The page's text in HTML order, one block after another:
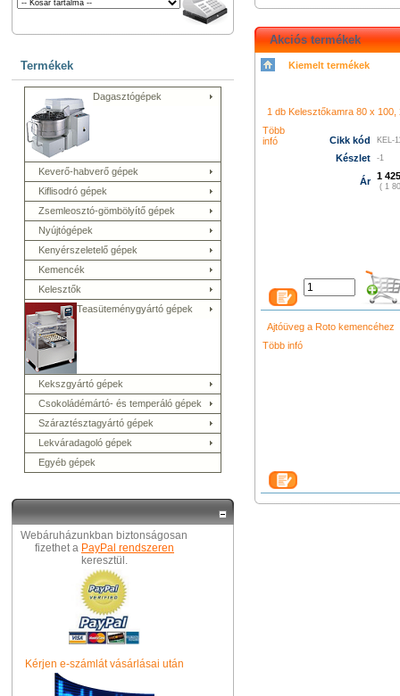
Termékek
Dagasztógépek
Keverő-habverő gépek
Kiflisodró gépek
Zsemleosztó-gömbölyítő gépek
Nyújtógépek
Kenyérszeletelő gépek
Kemencék
Kelesztők
Teasüteménygyártó gépek
Kekszgyártó gépek
Csokoládémártó- és temperáló gépek
Száraztésztagyártó gépek
Lekváradagoló gépek
Egyéb gépek
Webáruházunkban biztonságosan
fizethet a PayPal rendszeren
keresztül.
Kérjen e-számlát vásárlásai után
Akciós termékek
Kiemelt termékek
ューバランス 574 プラダ バ
ィトン バッグ
トン バッグ
グッチ アウトレ
プラダ 店舗 ニューバラ
クロエ バ
k480 led film light led
1 db Kelesztőkamra 80 x
Több
infó
Cikk kód KEL-
Készlet -1
Ár 1
( 1
Ajtóüveg a Roto kemencéhez
Több infó